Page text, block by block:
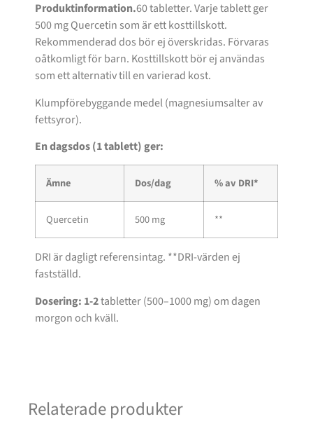
Produktinformation.60 tabletter. Varje tablett ger
500 mg Quercetin som är ett kosttillskott.
Rekommenderad dos bör ej överskridas. Förvaras
oåtkomligt för barn. Kosttillskott bör ej användas
som ett alternativ till en varierad kost.
Klumpförebyggande medel (magnesiumsalter av
fettsyror).
En dagsdos (1 tablett) ger:
Ämne Dos/dag % av DRI*
Quercetin 500 mg **
DRI är dagligt referensintag. **DRI-värden ej
fastställd.
Dosering: 1-2tabletter (500–1000 mg) om dagen
morgon och kväll.
Relaterade produkter